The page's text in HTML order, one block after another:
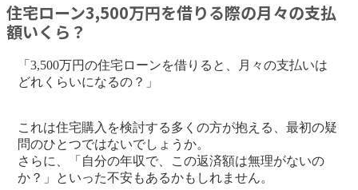
住宅ローン3,500万円を借りる際の月々の支払
額いくら？
「3,500万円の住宅ローンを借りると、月々の支払いは
どれくらいになるの？」
これは住宅購入を検討する多くの方が抱える、最初の疑
問のひとつではないでしょうか。
さらに、「自分の年収で、この返済額は無理がないの
か？」といった不安もあるかもしれません。